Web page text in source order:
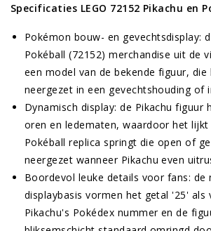
Specificaties LEGO 72152 Pikachu en
Pokémon bouw- en gevechtsdisplay:
Pokéball (72152) merchandise uit de
een model van de bekende figuur, die
neergezet in een gevechtshouding of
Dynamisch display: de Pikachu figuur
oren en ledematen, waardoor het
Pokéball replica springt die open of
neergezet wanneer Pikachu even
Boordevol leuke details voor fans: de
displaybasis vormen het getal '25' als
Pikachu's Pokédex nummer en de